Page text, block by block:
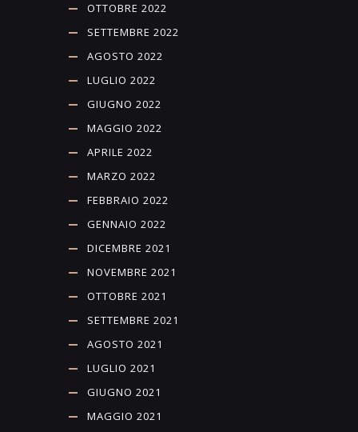
OTTOBRE 2022
SETTEMBRE 2022
AGOSTO 2022
LUGLIO 2022
GIUGNO 2022
MAGGIO 2022
APRILE 2022
MARZO 2022
FEBBRAIO 2022
GENNAIO 2022
DICEMBRE 2021
NOVEMBRE 2021
OTTOBRE 2021
SETTEMBRE 2021
AGOSTO 2021
LUGLIO 2021
GIUGNO 2021
MAGGIO 2021